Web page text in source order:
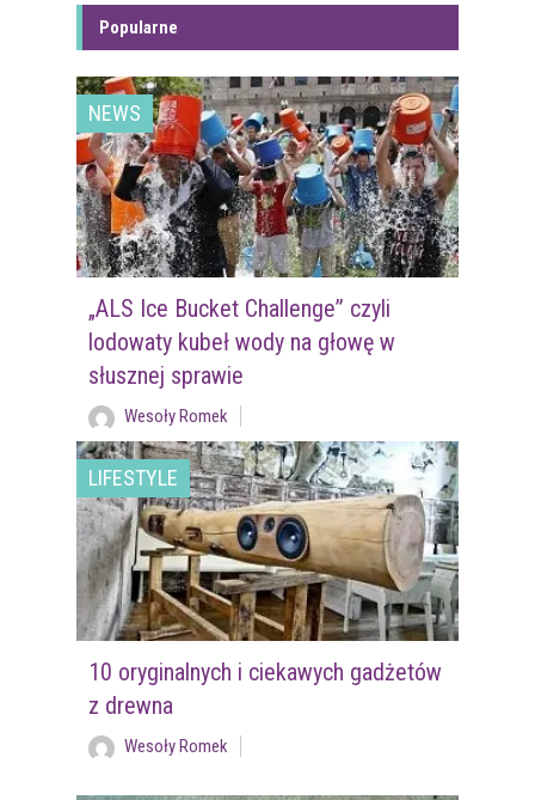
Popularne
NEWS
„ALS Ice Bucket Challenge” czyli
lodowaty kubeł wody na głowę w
słusznej sprawie
Wesoły Romek
LIFESTYLE
10 oryginalnych i ciekawych gadżetów
z drewna
Wesoły Romek